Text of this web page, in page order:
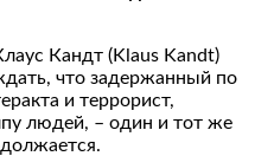
Кандт (Klaus Kandt)
что задержанный по
и террорист,
людей, – один и тот же